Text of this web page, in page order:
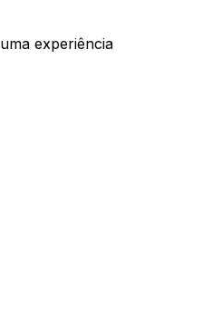
uma experiência